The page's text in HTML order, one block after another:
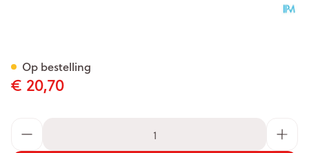
€ 20,70
Op bestelling